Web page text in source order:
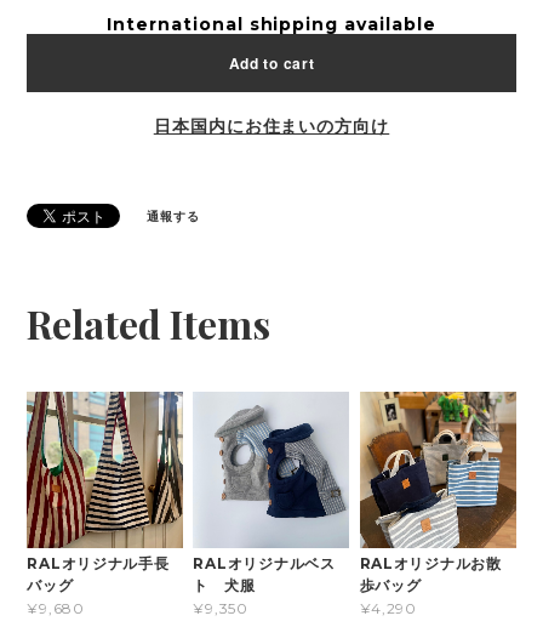
International shipping available
Add to cart
日本国内にお住まいの方向け
通報する
Related Items
RALオリジナル手長
バッグ
¥9,680
RALオリジナルベス
ト 犬服
¥9,350
RALオリジナルお散
歩バッグ
¥4,290